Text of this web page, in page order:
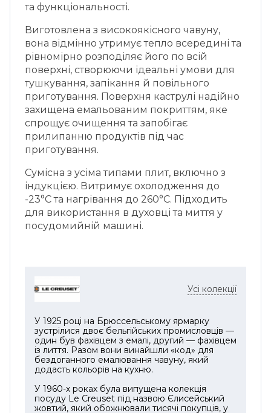
та функціональності.
Виготовлена з високоякісного чавуну,
вона відмінно утримує тепло всередині та
рівномірно розподіляє його по всій
поверхні, створюючи ідеальні умови для
тушкування, запікання й повільного
приготування. Поверхня каструлі надійно
захищена емальованим покриттям, яке
спрощує очищення та запобігає
прилипанню продуктів під час
приготування.
Сумісна з усіма типами плит, включно з
індукцією. Витримує охолодження до
-23°C та нагрівання до 260°C. Підходить
для використання в духовці та миття у
посудомийній машині.
Усі колекції
У 1925 році на Брюссельському ярмарку
зустрілися двоє бельгійських промисловців —
один був фахівцем з емалі, другий — фахівцем
із лиття. Разом вони винайшли «код» для
бездоганного емалювання чавуну, який
додасть кольорів на кухню.
У 1960-х роках була випущена колекція
посуду Le Creuset під назвою Єлисейський
жовтий, який обожнювали тисячі покупців, у